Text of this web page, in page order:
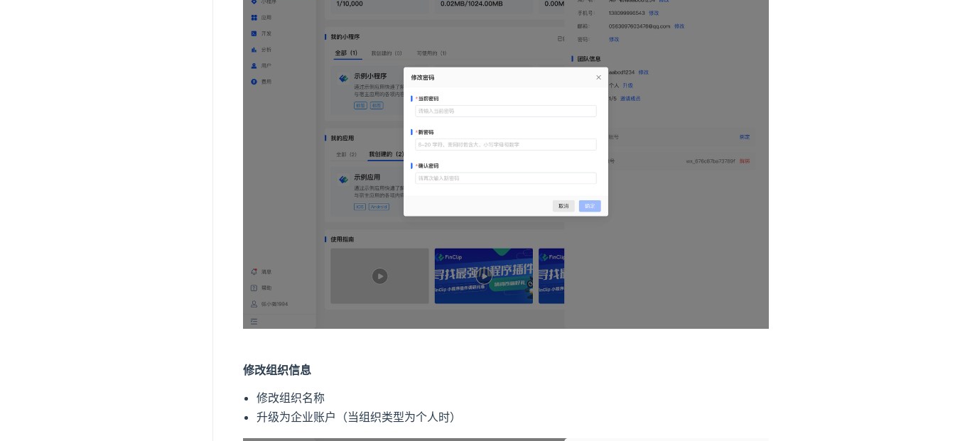
修改组织信息
修改组织名称
升级为企业账户（当组织类型为个人时）